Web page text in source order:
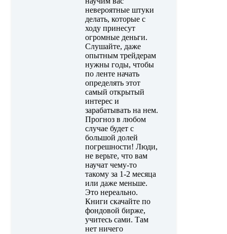
невероятные штуки
делать, которые с
ходу принесут
огромные деньги.
Слушайте, даже
опытным трейдерам
нужны годы, чтобы
по ленте начать
определять этот
самый открытый
интерес и
зарабатывать на нем.
Прогноз в любом
случае будет с
большой долей
погрешности! Люди,
не верьте, что вам
научат чему-то
такому за 1-2 месяца
или даже меньше.
Это нереально.
Книги скачайте по
фондовой бирже,
учитесь сами. Там
нет ничего